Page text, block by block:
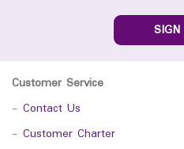
Customer Service
- Contact Us
- Customer Charter